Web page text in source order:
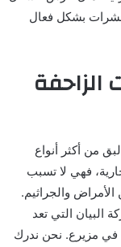
بشكل فعال
من أكثر أنواع
فهي لا تسبب
والجراثيم.
البيان التي تعد
مزيرع. نحن ندرك